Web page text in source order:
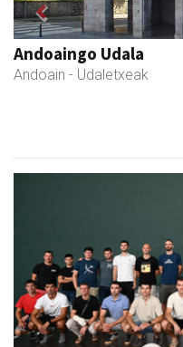
Andoaingo Udala
Andoain - Udaletxeak
Previous